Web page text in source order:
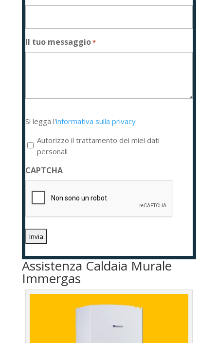
Il tuo messaggio*
legga
l'informativa
sulla
privacy
*
Si legga l'informativa sulla privacy
Autorizzo il trattamento dei miei dati
personali
CAPTCHA
Assistenza Caldaia Murale
Immergas